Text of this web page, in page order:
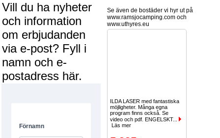
Vill du ha nyheter
och information
om erbjudanden
via e-post? Fyll i
namn och e-
postadress här.
Se även de bostäder vi hyr ut på
www.ramsjocamping.com och
www.uthyres.eu
ILDA LASER med fantastiska
möjligheter. Många egna
program finns också. Se
video och pdf. ENGELSKT...
Läs mer